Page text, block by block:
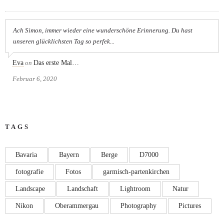
Ach Simon, immer wieder eine wunderschöne Erinnerung. Du hast
unseren glücklichsten Tag so perfek...
Eva on Das erste Mal…
Februar 6, 2020
TAGS
Bavaria Bayern Berge D7000
fotografie Fotos garmisch-partenkirchen
Landscape Landschaft Lightroom Natur
Nikon Oberammergau Photography Pictures